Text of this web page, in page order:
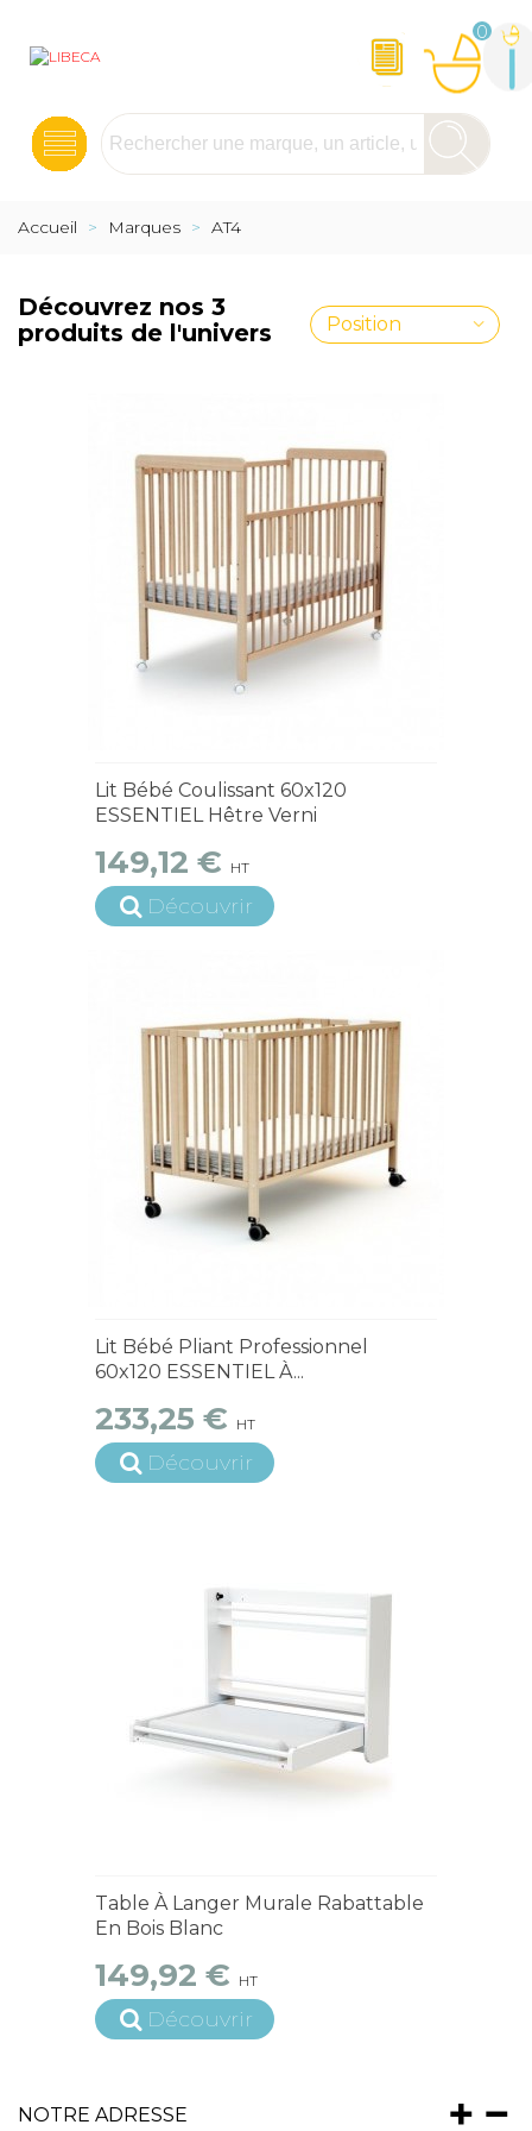
0
Accueil > Marques > AT4
Découvrez nos 3
produits de l'univers
Position
Lit Bébé Coulissant 60x120
ESSENTIEL Hêtre Verni
149,12 € HT
Découvrir
Lit Bébé Pliant Professionnel
60x120 ESSENTIEL À...
233,25 € HT
Découvrir
Table À Langer Murale Rabattable
En Bois Blanc
149,92 € HT
Découvrir
NOTRE ADRESSE